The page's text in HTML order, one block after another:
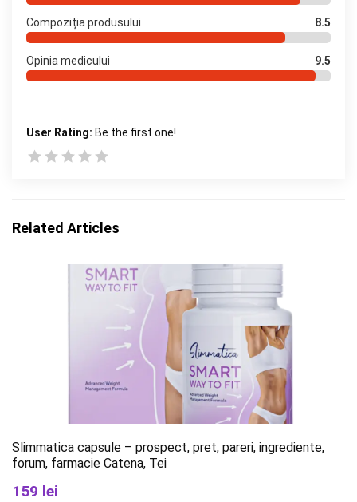
Compoziția produsului 8.5
Opinia medicului 9.5
User Rating: Be the first one!
Related Articles
Slimmatica capsule – prospect, pret, pareri, ingrediente,
forum, farmacie Catena, Tei
159 lei